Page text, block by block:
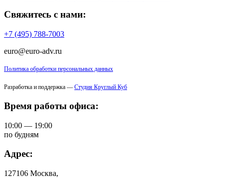
Свяжитесь с нами:
+7 (495) 788-7003
euro@euro-adv.ru
Политика обработки персональных данных
Разработка и поддержка — Студия Круглый Куб
Время работы офиса:
10:00 — 19:00
по будням
Адрес:
127106 Москва,